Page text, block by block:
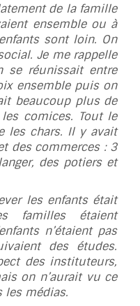
de la famille
ensemble ou à
sont loin. On
Je me rappelle
se réunissait entre
ensemble puis on
beaucoup plus de
comices. Tout le
les chars. Il y avait
des commerces : 3
des potiers et
les enfants était
familles étaient
n’étaient pas
des études.
des instituteurs,
on n’aurait vu ce
les médias.